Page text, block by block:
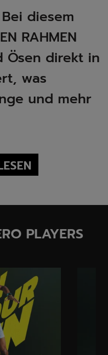
diesem
RAHMEN
Ösen direkt in
was
und mehr
PLAYERS​